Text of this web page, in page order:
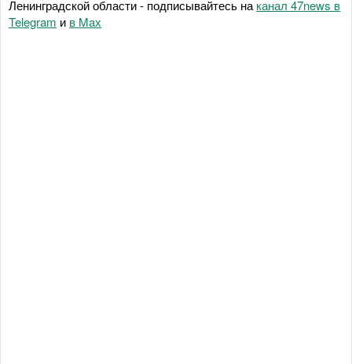
Ленинградской области - подписывайтесь наканал 47news в
Telegram и в Maх